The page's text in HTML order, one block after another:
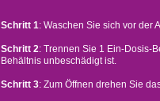
Schritt 1: Waschen Sie sich vor der
Schritt 2: Trennen Sie 1 Ein-Dosis-
Behältnis unbeschädigt ist.
Schritt 3: Zum Öffnen drehen Sie